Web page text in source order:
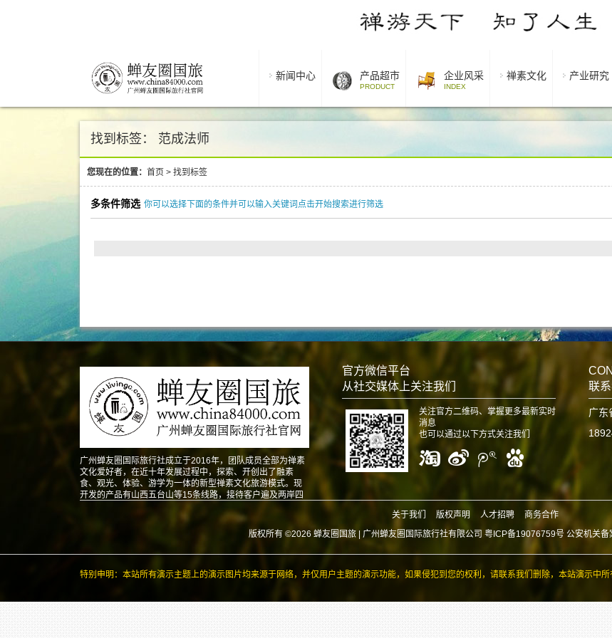
新闻中心 产品超市
PRODUCT
企业风采
INDEX
禅素文化 产业研究
找到标签： 范成法师
您现在的位置： 首页 > 找到标签
多条件筛选 你可以选择下面的条件并可以输入关键词点击开始搜索进行筛选
广州蝉友圈国际旅行社成立于2016年，团队成员全部为禅素
文化爱好者，在近十年发展过程中，探索、开创出了融素
食、观光、体验、游学为一体的新型禅素文化旅游模式。现
开发的产品有山西五台山等15条线路，接待客户遍及两岸四
官方微信平台
从社交媒体上关注我们
关注官方二维码、掌握更多最新实时
消息
也可以通过以下方式关注我们
联系
广东
关于我们 版权声明 人才招聘
商务合作
版权所有 ©2026 蝉友圈国旅 | 广州蝉友圈国际旅行社有限公司 粤ICP备19076759号 公安机关
特别申明：本站所有演示主题上的演示图片均来源于网络，并仅用户主题的演示功能，如果侵犯到您的权利，请联系我们删除，本站演示中